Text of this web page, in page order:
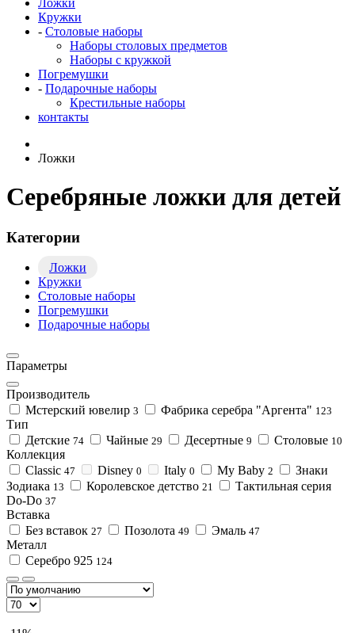
Кружки
- Столовые наборы
Наборы столовых предметов
Наборы с кружкой
Погремушки
- Подарочные наборы
Крестильные наборы
контакты
Ложки
Серебряные ложки для детей
Категории
Ложки
Кружки
Столовые наборы
Погремушки
Подарочные наборы
Параметры
Производитель
Мстерский ювелир 3 Фабрика серебра "Аргента" 123
Тип
Детские 74 Чайные 29 Десертные 9 Столовые 10
Коллекция
Classic 47 Disney 0 Italy 0 My Baby 2
Знаки
Зодиака 13 Королевское детство 21
Тактильная серия
Do-Do 37
Вставка
Без вставок 27 Позолота 49 Эмаль 47
Металл
Серебро 925 124